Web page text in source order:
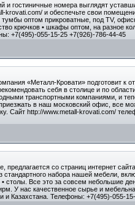
и гостиничные номера выглядят
krovati.com/ и обеспечьте свои
оптом прикроватные, под TV,
крючков • шкафы оптом, на разное
+7(495)-055-15-25 +7(926)-786-44-45
«Металл-Кровати» подготовит к
себя в столице и по
транспортными компаниями, и
в наш московский офис, все
Сайт http://www.metall-krovati.com/
предлагается со страниц интернет
стандартного набора нашей мебели,
столы. Все это за совсем небольшие
У нас качественное сырье и
и Казахстана. Телефоны: +7(495)-055-